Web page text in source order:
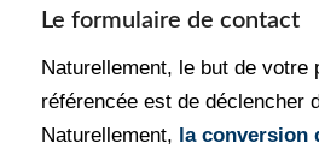
Le formulaire de contact
Naturellement, le but de votre
référencée est de déclencher
Naturellement, la conversion